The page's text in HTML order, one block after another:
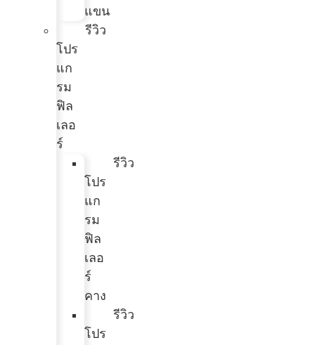
แขน
รีวิว
โปร
แก
รม
ฟิล
เลอ
ร์
รีวิว
โปร
แก
รม
ฟิล
เลอ
ร์
คาง
รีวิว
โปร